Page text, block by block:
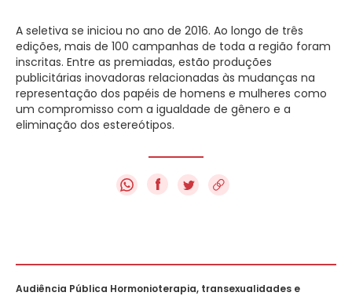
A seletiva se iniciou no ano de 2016. Ao longo de três
edições, mais de 100 campanhas de toda a região foram
inscritas. Entre as premiadas, estão produções
publicitárias inovadoras relacionadas às mudanças na
representação dos papéis de homens e mulheres como
um compromisso com a igualdade de gênero e a
eliminação dos estereótipos.
f
Audiência Pública Hormonioterapia, transexualidades e